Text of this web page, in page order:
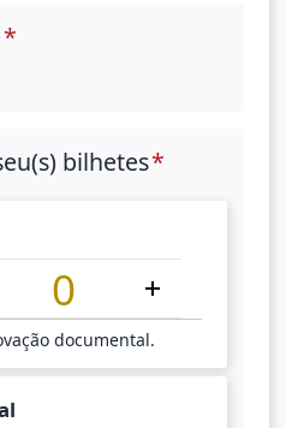
bilhetes
documental.